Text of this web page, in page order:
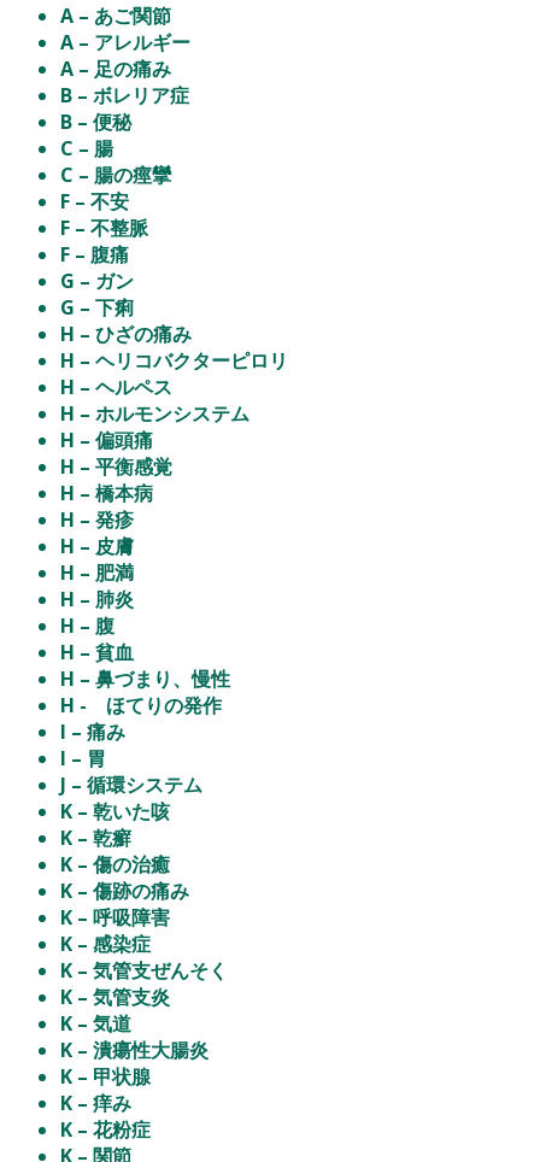
A – あご関節
A – アレルギー
A – 足の痛み
B – ボレリア症
B – 便秘
C – 腸
C – 腸の痙攣
F – 不安
F – 不整脈
F – 腹痛
G – ガン
G – 下痢
H – ひざの痛み
H – ヘリコバクターピロリ
H – ヘルペス
H – ホルモンシステム
H – 偏頭痛
H – 平衡感覚
H – 橋本病
H – 発疹
H – 皮膚
H – 肥満
H – 肺炎
H – 腹
H – 貧血
H – 鼻づまり、慢性
H - ほてりの発作
I – 痛み
I – 胃
J – 循環システム
K – 乾いた咳
K – 乾癬
K – 傷の治癒
K – 傷跡の痛み
K – 呼吸障害
K – 感染症
K – 気管支ぜんそく
K – 気管支炎
K – 気道
K – 潰瘍性大腸炎
K – 甲状腺
K – 痒み
K – 花粉症
K – 関節